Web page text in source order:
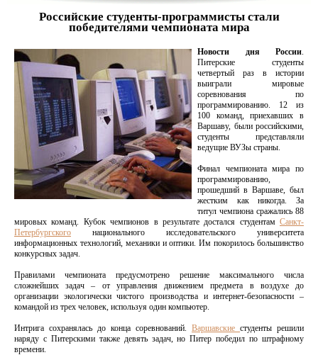
Российские студенты-программисты стали
победителями чемпионата мира
Новости дня России.
Питерские студенты
четвертый раз в истории
выиграли мировые
соревнования по
программированию. 12 из
100 команд, приехавших в
Варшаву, были российскими,
студенты представляли
ведущие ВУЗы страны.
Финал чемпионата мира по
программированию,
прошедший в Варшаве, был
жестким как никогда. За
титул чемпиона сражались 88
мировых команд. Кубок чемпионов в результате достался студентам Санкт-
Петербургского национального исследовательского университета
информационных технологий, механики и оптики. Им покорилось большинство
конкурсных задач.
Правилами чемпионата предусмотрено решение максимального числа
сложнейших задач – от управления движением предмета в воздухе до
организации экологически чистого производства и интернет-безопасности –
командой из трех человек, используя один компьютер.
Интрига сохранялась до конца соревнований. Варшавские студенты решили
наряду с Питерскими также девять задач, но Питер победил по штрафному
времени.